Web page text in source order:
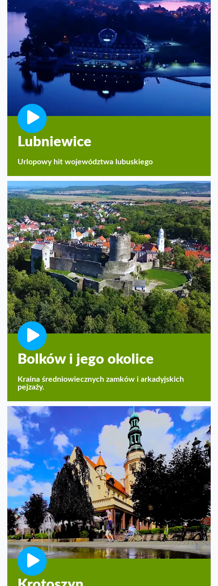
Lubniewice
Urlopowy hit województwa lubuskiego
Bolków i jego okolice
Kraina średniowiecznych zamków i arkadyjskich
pejzaży.